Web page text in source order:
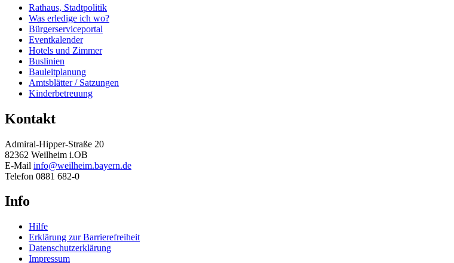
Rathaus, Stadtpolitik
Was erledige ich wo?
Bürgerserviceportal
Eventkalender
Hotels und Zimmer
Buslinien
Bauleitplanung
Amtsblätter / Satzungen
Kinderbetreuung
Kontakt
Admiral-Hipper-Straße 20
82362 Weilheim i.OB
E-Mail info@weilheim.bayern.de
Telefon 0881 682-0
Info
Hilfe
Erklärung zur Barrierefreiheit
Datenschutzerklärung
Impressum